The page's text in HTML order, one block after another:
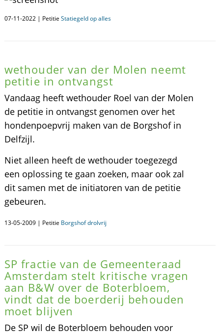
07-11-2022 | Petitie Statiegeld op alles
wethouder van der Molen neemt
petitie in ontvangst
Vandaag heeft wethouder Roel van der Molen
de petitie in ontvangst genomen over het
hondenpoepvrij maken van de Borgshof in
Delfzijl.
Niet alleen heeft de wethouder toegezegd
een oplossing te gaan zoeken, maar ook zal
dit samen met de initiatoren van de petitie
gebeuren.
13-05-2009 | Petitie Borgshof drolvrij
SP fractie van de Gemeenteraad
Amsterdam stelt kritische vragen
aan B&W over de Boterbloem,
vindt dat de boerderij behouden
moet blijven
De SP wil de Boterbloem behouden voor